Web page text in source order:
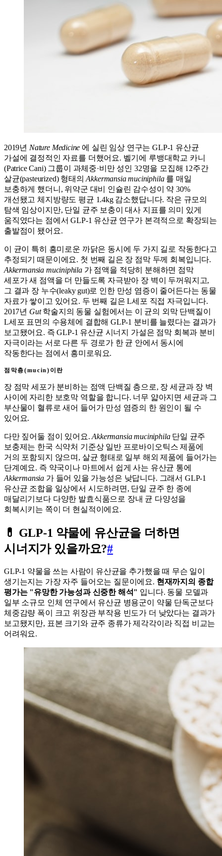
2019년 Nature Medicine 에 실린 임상 연구는 GLP-1 유산균
가설에 결정적인 자료를 더했어요. 벨기에 루뱅대학교 카니
(Patrice Cani) 그룹이 과체중·비만 성인 32명을 모집해 12주간
살균(pasteurized) 형태의Akkermansia muciniphila를 매일
보충하게 했더니, 위약군 대비 인슐린 감수성이 약 30%
개선됐고 체지방량도 평균 1.4kg 감소했답니다. 작은 규모의
탐색 임상이지만, 단일 균주 보충이 대사 지표를 의미 있게
움직였다는 점에서 GLP-1 유산균 연구가 본격적으로 확장되는
출발점이 됐어요.
이 균이 특히 흥미로운 까닭은 동시에 두 가지 길로 작동한다고
추정되기 때문이에요. 첫 번째 길은 장 점막 두께 회복입니다.
Akkermansia muciniphila가 점액을 적당히 분해하면 점막
세포가 새 점액을 더 만들도록 자극받아 장 벽이 두꺼워지고,
그 결과 장 누수(leaky gut)로 인한 만성 염증이 줄어든다는 동물
자료가 쌓이고 있어요. 두 번째 길은 L세포 직접 자극입니다.
2017년 Gut학술지의 동물 실험에서는 이 균의 외막 단백질이
L세포 표면의 수용체에 결합해 GLP-1 분비를 늘렸다는 결과가
보고됐어요. 즉 GLP-1 유산균 시너지 가설은 점막 회복과 분비
자극이라는 서로 다른 두 경로가 한 균 안에서 동시에
작동한다는 점에서 흥미로워요.
점막층(mucin)이란
장 점막 세포가 분비하는 점액 단백질 층으로, 장 세균과 장 벽
사이에 자리한 보호막 역할을 합니다. 너무 얇아지면 세균과 그
부산물이 혈류로 새어 들어가 만성 염증의 한 원인이 될 수
있어요.
다만 짚어둘 점이 있어요.Akkermansia muciniphila단일 균주
보충제는 한국 식약처 기준상 일반 프로바이오틱스 제품에
거의 포함되지 않으며, 살균 형태로 일부 해외 제품에 들어가는
단계예요. 즉 약국이나 마트에서 쉽게 사는 유산균 통에
Akkermansia 가 들어 있을 가능성은 낮답니다. 그래서 GLP-1
유산균 조합을 일상에서 시도하려면, 단일 균주 한 종에
매달리기보다 다양한 발효식품으로 장내 균 다양성을
회복시키는 쪽이 더 현실적이에요.
💊 GLP-1 약물에 유산균을 더하면
시너지가 있을까요?#
GLP-1 약물을 쓰는 사람이 유산균을 추가했을 때 무슨 일이
생기는지는 가장 자주 들어오는 질문이에요. 현재까지의 종합
평가는 "유망한 가능성과 신중한 해석" 입니다. 동물 모델과
일부 소규모 인체 연구에서 유산균 병용군이 약물 단독군보다
체중감량 폭이 크고 위장관 부작용 빈도가 더 낮았다는 결과가
보고됐지만, 표본 크기와 균주 종류가 제각각이라 직접 비교는
어려워요.